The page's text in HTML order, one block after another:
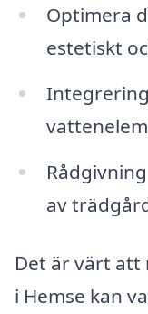
Optimera
estetiskt
av
Det är värt
i Hemse kan